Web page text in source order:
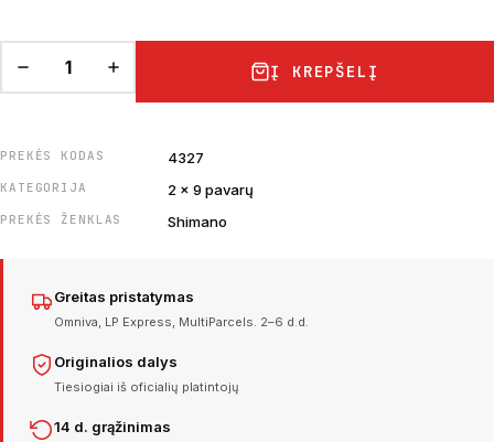
Į KREPŠELĮ
PREKĖS KODAS 4327
KATEGORIJA 2 x 9 pavarų
PREKĖS ŽENKLAS Shimano
Greitas pristatymas
Omniva, LP Express, MultiParcels. 2–6 d.d.
Originalios dalys
Tiesiogiai iš oficialių platintojų
14 d. grąžinimas